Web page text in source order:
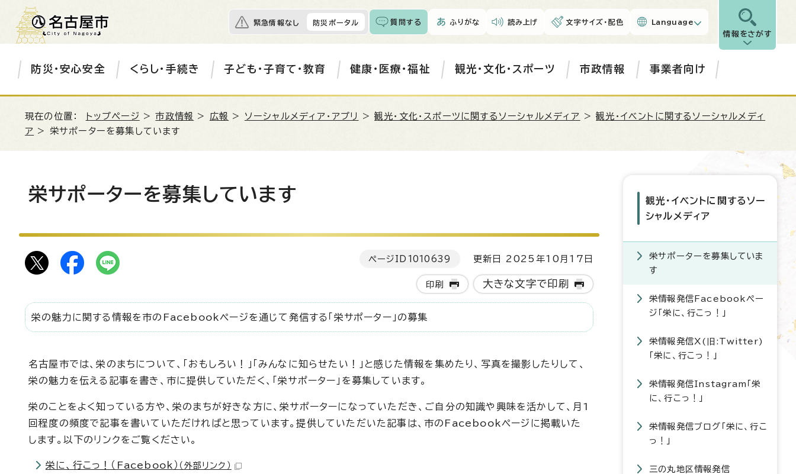
緊急情報なし 防災ポータル 質問する ふりがな 読み上げ 文字サイズ・配色 Language
情報をさがす
防災・安心安全 くらし・手続き 子ども・子育て・教育 健康・医療・福祉 観光・文化・スポーツ 市政情報 事業者向け
現在の位置： トップページ >市政情報 > 広報 > ソーシャルメディア・アプリ >観光・文化・スポーツに関するソーシャルメディア >観光・イベントに関するソーシャルメディ
ア > 栄サポーターを募集しています
栄サポーターを募集しています
ページID 1010639 更新日 2025年10月17日
印刷 大きな文字で印刷
栄の魅力に関する情報を市のFacebookページを通じて発信する「栄サポーター」の募集
名古屋市では、栄のまちについて、「おもしろい！」「みんなに知らせたい！」と感じた情報を集めたり、写真を撮影したりして、
栄の魅力を伝える記事を書き、市に提供していただく、「栄サポーター」を募集しています。
栄のことをよく知っている方や、栄のまちが好きな方に、栄サポーターになっていただき、ご自分の知識や興味を活かして、月1
回程度の頻度で記事を書いていただければと思っています。提供していただいた記事は、市のFacebookページに掲載いた
します。以下のリンクをご覧ください。
栄に、行こっ！（Facebook） （外部リンク）
観光・イベントに関するソー
シャルメディア
栄サポーターを募集していま
す
栄情報発信Facebookペー
ジ「栄に、行こっ！」
栄情報発信X(旧:Twitter)
「栄に、行こっ！」
栄情報発信Instagram「栄
に、行こっ！」
栄情報発信ブログ「栄に、行こ
っ！」
三の丸地区情報発信